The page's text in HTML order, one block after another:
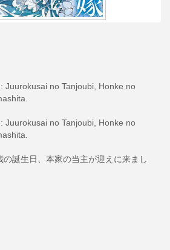
Juurokusai no Tanjoubi, Honke no
Juurokusai no Tanjoubi, Honke no
誕生日、本家の当主が迎えに来まし